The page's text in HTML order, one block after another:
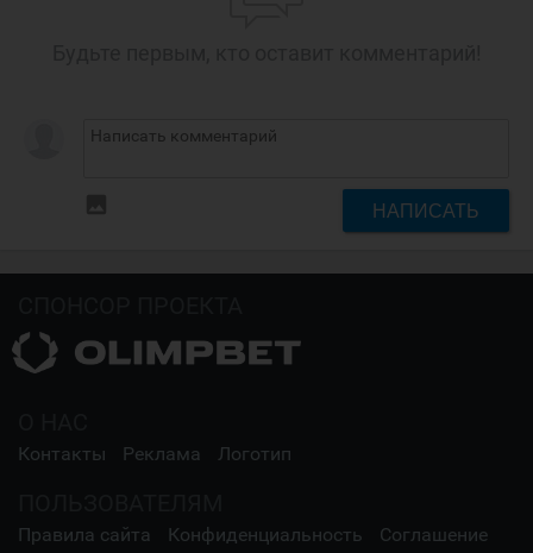
НАПИСАТЬ
Контакты Реклама Логотип
Правила сайта Конфиденциальность Соглашение